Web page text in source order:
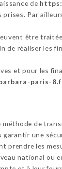
de
Par
être
de réaliser les
et pour les
paris-
de
garantir une
prendre les
national ou